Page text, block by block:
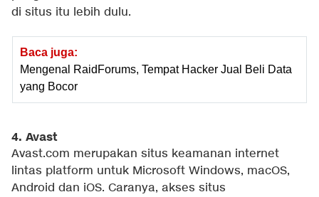
di situs itu lebih dulu.
Baca juga:
Mengenal RaidForums, Tempat Hacker Jual Beli Data
yang Bocor
4. Avast
Avast.com merupakan situs keamanan internet
lintas platform untuk Microsoft Windows, macOS,
Android dan iOS. Caranya, akses situs